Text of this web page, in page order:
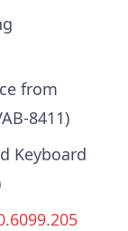
from
8411)
Keyboard